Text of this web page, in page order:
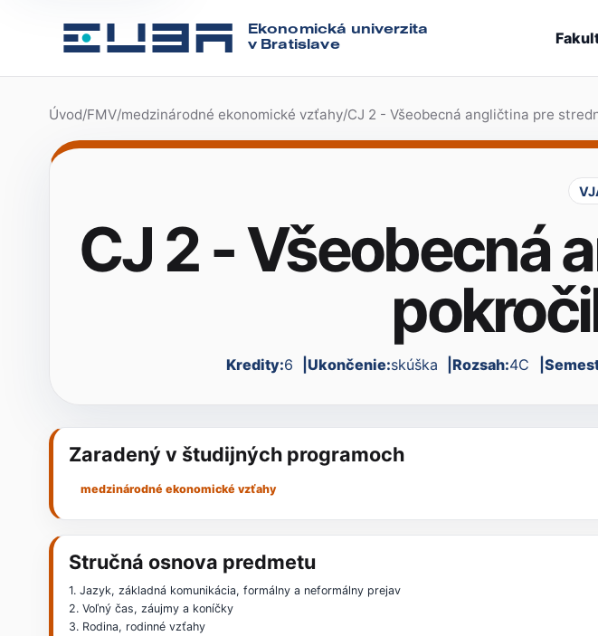
Ekonomická univerzita
v Bratislave
Úvod/FMV/medzinárodné ekonomické vzťahy/CJ 2 - Všeobecná angličtina pre
CJ 2 - Všeobecná
Kredity:6 Ukončenie:skúška Rozsah:4C
Zaradený v študijných programoch
medzinárodné ekonomické vzťahy
Stručná osnova predmetu
1. Jazyk, základná komunikácia, formálny a neformálny prejav
2. Voľný čas, záujmy a koníčky
3. Rodina, rodinné vzťahy